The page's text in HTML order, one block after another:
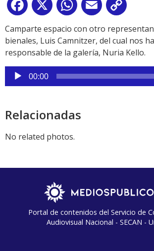
Facebook
X WhatsApp
Email
Link
Camparte espacio con otro
bienales, Luis Camnitzer, del cual nos
responsable de la galería, Nuria Kello.
Reproductor
de
00:00
Relacionadas
No related photos.
Portal de contenidos del Servicio de
Audiovisual Nacional - SECAN -